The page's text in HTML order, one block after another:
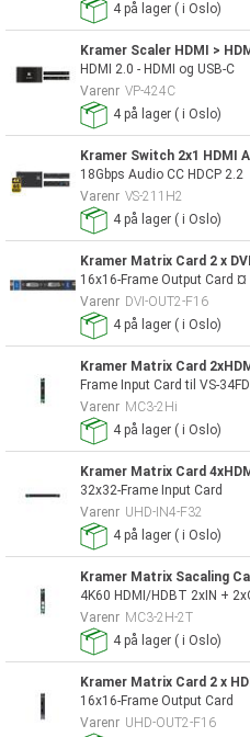
4på lager ( i Oslo)
Kramer Scaler HDMI >
HDMI 2.0 - HDMI og USB-C
Varenr VP-424C
4på lager ( i Oslo)
Kramer Switch 2x1 HDMI
18Gbps Audio CC HDCP 2.2
Varenr VS-211H2
4på lager ( i Oslo)
Kramer Matrix Card 2 x
16x16-Frame Output Card ¤
Varenr DVI-OUT2-F16
4på lager ( i Oslo)
Kramer Matrix Card
Frame Input Card til VS-34FD
Varenr MC3-2Hi
4på lager ( i Oslo)
Kramer Matrix Card
32x32-Frame Input Card
Varenr UHD-IN4-F32
4på lager ( i Oslo)
Kramer Matrix Sacaling
4K60 HDMI/HDBT 2xIN +
Varenr MC3-2H-2T
4på lager ( i Oslo)
Kramer Matrix Card 2 x
16x16-Frame Output Card
Varenr UHD-OUT2-F16